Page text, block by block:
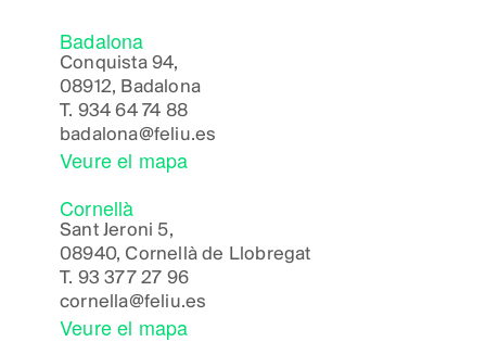
Badalona
Conquista 94,
08912, Badalona
T. 934 64 74 88
badalona@feliu.es
Veure el mapa
Cornellà
Sant Jeroni 5,
08940, Cornellà de Llobregat
T. 93 377 27 96
cornella@feliu.es
Veure el mapa